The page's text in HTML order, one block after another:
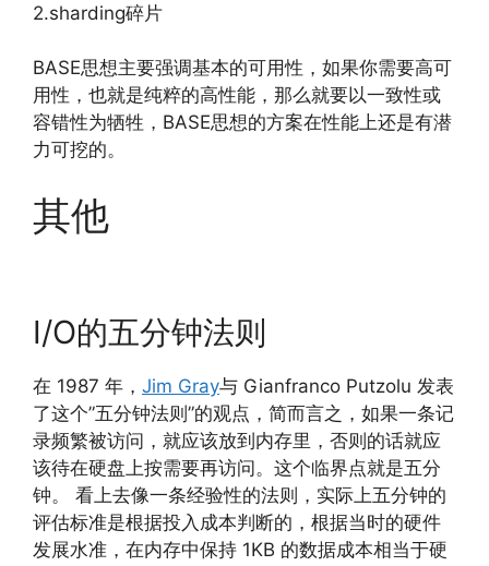
2.sharding碎片
BASE思想主要强调基本的可用性，如果你需要高可
用性，也就是纯粹的高性能，那么就要以一致性或
容错性为牺牲，BASE思想的方案在性能上还是有潜
力可挖的。
其他
I/O的五分钟法则
在 1987 年， Jim Gray与 Gianfranco Putzolu 发表
了这个”五分钟法则”的观点，简而言之，如果一条记
录频繁被访问，就应该放到内存里，否则的话就应
该待在硬盘上按需要再访问。这个临界点就是五分
钟。 看上去像一条经验性的法则，实际上五分钟的
评估标准是根据投入成本判断的，根据当时的硬件
发展水准，在内存中保持 1KB 的数据成本相当于硬